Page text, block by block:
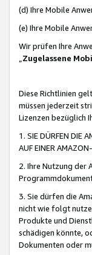
(d) Ihre Mobile
(e) Ihre Mobile
Wir prüfen Ihre
„Zugelassene
Diese Richtlinien
müssen jederzeit
Lizenzen bezüglich
1. SIE DÜRFEN DIE
AUF EINER
2. Ihre Nutzung der
3. Sie dürfen die
nicht wie folgt
Produkte und
schädigen könnte,
Dokumenten oder